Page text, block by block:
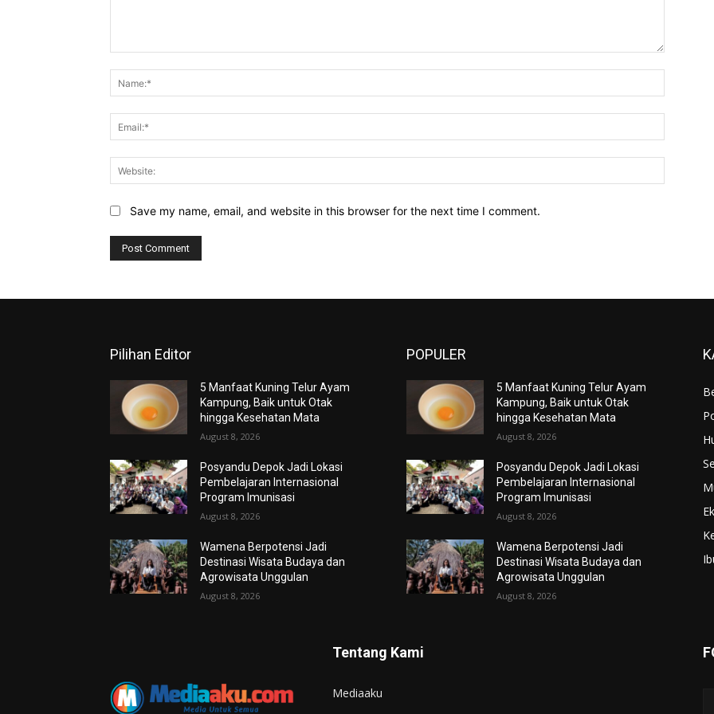
Save my name, email, and website in this browser for the next time I comment.
Pilihan Editor
5 Manfaat Kuning Telur Ayam
Kampung, Baik untuk Otak
hingga Kesehatan Mata
August 8, 2026
Posyandu Depok Jadi Lokasi
Pembelajaran Internasional
Program Imunisasi
August 8, 2026
Wamena Berpotensi Jadi
Destinasi Wisata Budaya dan
Agrowisata Unggulan
August 8, 2026
POPULER
5 Manfaat Kuning Telur Ayam
Kampung, Baik untuk Otak
hingga Kesehatan Mata
August 8, 2026
Posyandu Depok Jadi Lokasi
Pembelajaran Internasional
Program Imunisasi
August 8, 2026
Wamena Berpotensi Jadi
Destinasi Wisata Budaya dan
Agrowisata Unggulan
August 8, 2026
Tentang Kami
Mediaaku